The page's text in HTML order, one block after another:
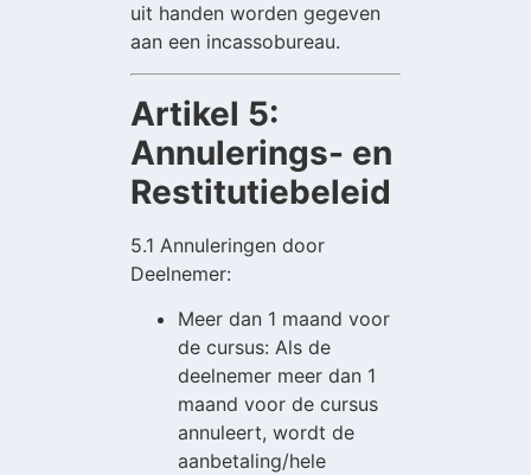
uit handen worden gegeven
aan een incassobureau.
Artikel 5:
Annulerings- en
Restitutiebeleid
5.1 Annuleringen door
Deelnemer:
Meer dan 1 maand voor
de cursus: Als de
deelnemer meer dan 1
maand voor de cursus
annuleert, wordt de
aanbetaling/hele